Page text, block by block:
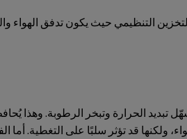
التنظيمي حيث يكون تدفق الهواء
تبديد الحرارة وتبخر الرطوبة. وهذا
ولكنها قد تؤثر سلبًا على التغطية. أما